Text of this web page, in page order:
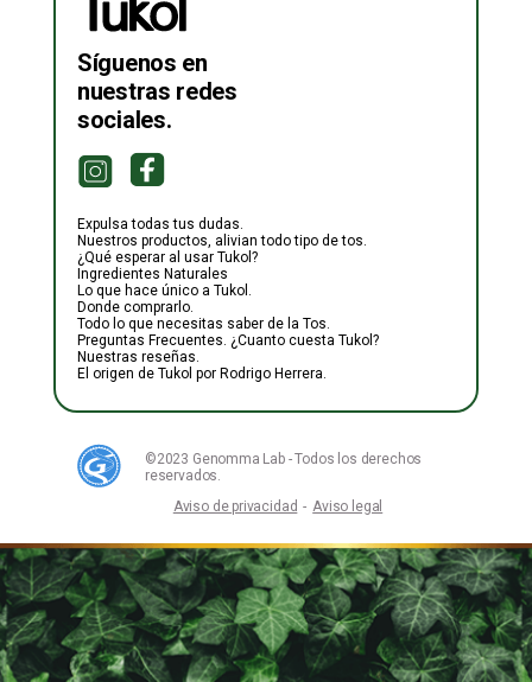
Síguenos en
nuestras redes
sociales.
Expulsa todas tus dudas.
Nuestros productos, alivian todo tipo de tos.
¿Qué esperar al usar Tukol?
Ingredientes Naturales
Lo que hace único a Tukol.
Donde comprarlo.
Todo lo que necesitas saber de la Tos.
Preguntas Frecuentes. ¿Cuanto cuesta Tukol?
Nuestras reseñas.
El origen de Tukol por Rodrigo Herrera.
©2023 Genomma Lab - Todos los derechos
reservados.
Aviso de privacidad - Aviso legal